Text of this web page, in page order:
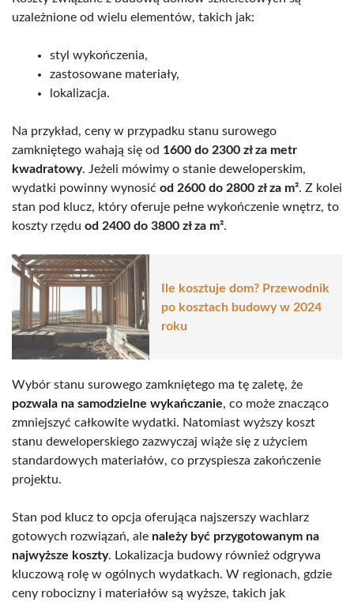
uzależnione od wielu elementów, takich jak:
styl wykończenia,
zastosowane materiały,
lokalizacja.
Na przykład, ceny w przypadku stanu surowego
zamkniętego wahają się od 1600 do 2300 zł za metr
kwadratowy. Jeżeli mówimy o stanie deweloperskim,
wydatki powinny wynosić od 2600 do 2800 zł za m². Z kolei
stan pod klucz, który oferuje pełne wykończenie wnętrz, to
koszty rzędu od 2400 do 3800 zł za m².
Ile kosztuje dom? Przewodnik
po kosztach budowy w 2024
roku
Wybór stanu surowego zamkniętego ma tę zaletę, że
pozwala na samodzielne wykańczanie, co może znacząco
zmniejszyć całkowite wydatki. Natomiast wyższy koszt
stanu deweloperskiego zazwyczaj wiąże się z użyciem
standardowych materiałów, co przyspiesza zakończenie
projektu.
Stan pod klucz to opcja oferująca najszerszy wachlarz
gotowych rozwiązań, ale należy być przygotowanym na
najwyższe koszty. Lokalizacja budowy również odgrywa
kluczową rolę w ogólnych wydatkach. W regionach, gdzie
ceny robocizny i materiałów są wyższe, takich jak